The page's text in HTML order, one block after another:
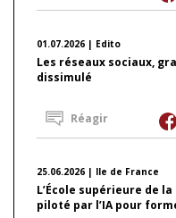
01.07.2026 | Edito
Les réseaux sociaux,
dissimulé
Réagir
25.06.2026 | Ile de France
L’École supérieure de
piloté par l’IA pour